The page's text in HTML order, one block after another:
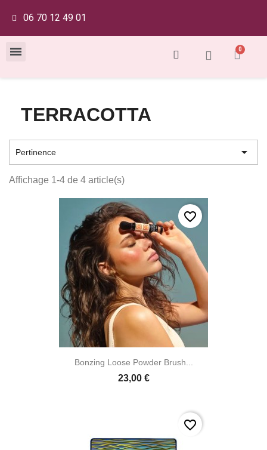
06 70 12 49 01
TERRACOTTA
Pertinence 
Affichage 1-4 de 4 article(s)
 Aperçu rapide
Bonzing Loose Powder Brush...
23,00 €
favorite_border
favorite_border